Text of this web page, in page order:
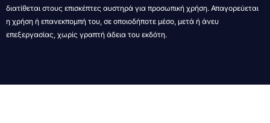
διατίθεται στους επισκέπτες αυστηρά για προσωπική χρήση. Απαγορεύεται
η χρήση ή επανεκπομπή του, σε οποιοδήποτε μέσο, μετά ή άνευ
επεξεργασίας, χωρίς γραπτή άδεια του εκδότη.